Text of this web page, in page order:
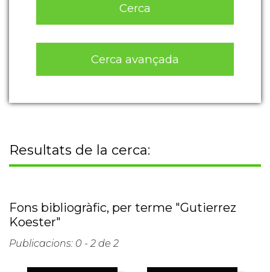
Cerca
Cerca avançada
Resultats de la cerca:
Fons bibliogràfic, per terme "Gutierrez
Koester"
Publicacions: 0 - 2 de 2